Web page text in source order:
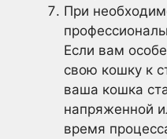
При
Если вам
свою кошку к
ваша кошка
напряженной
время